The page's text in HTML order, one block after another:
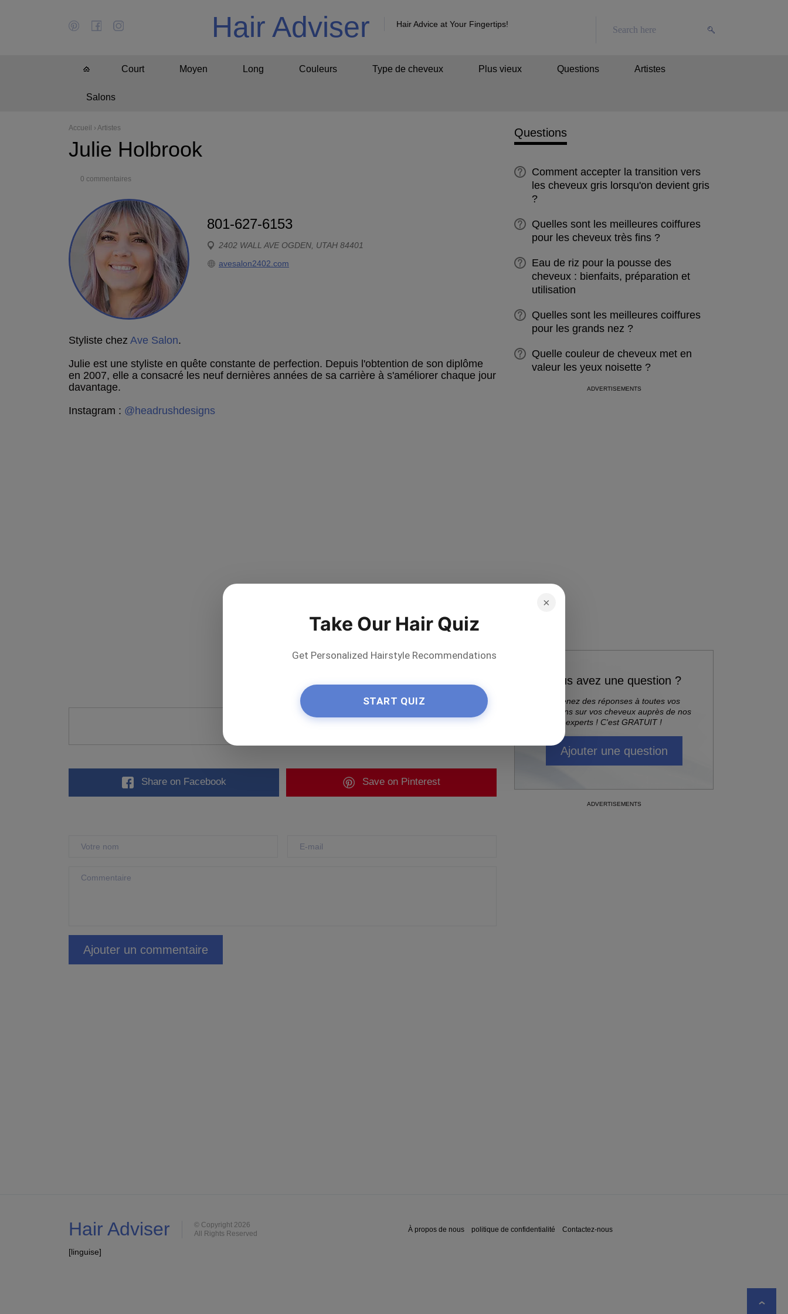
Hair Adviser Hair Advice at Your Fingertips!
Court Moyen Long Couleurs Type de cheveux Plus vieux Questions Artistes
Salons
Accueil › Artistes
Julie Holbrook
0 commentaires
801-627-6153
2402 WALL AVE OGDEN, UTAH 84401
avesalon2402.com
Styliste chez Ave Salon.
Julie est une styliste en quête constante de perfection. Depuis l'obtention de son diplôme
en 2007, elle a consacré les neuf dernières années de sa carrière à s'améliorer chaque jour
davantage.
Instagram : @headrushdesigns
Share on Facebook Save on Pinterest
Questions
Comment accepter la transition vers
les cheveux gris lorsqu'on devient gris
?
Quelles sont les meilleures coiffures
pour les cheveux très fins ?
Eau de riz pour la pousse des
cheveux : bienfaits, préparation et
utilisation
Quelles sont les meilleures coiffures
pour les grands nez ?
Quelle couleur de cheveux met en
valeur les yeux noisette ?
Vous avez une question ?
Obtenez des réponses à toutes vos
questions sur vos cheveux auprès de nos
experts ! C'est GRATUIT !
Ajouter une question
Hair Adviser
© Copyright 2026
All Rights Reserved
À propos de nous politique de confidentialité Contactez-nous
[linguise]
×
Take Our Hair Quiz
Get Personalized Hairstyle Recommendations
START QUIZ